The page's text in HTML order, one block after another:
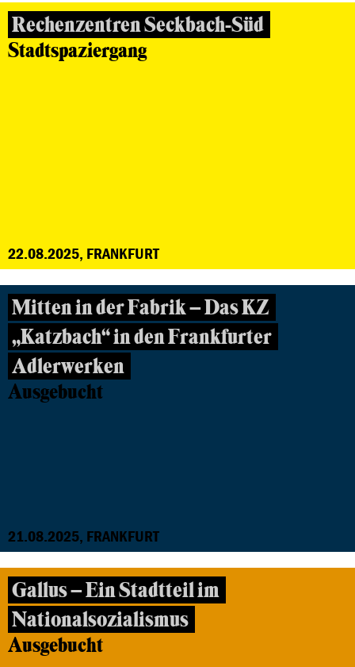
Rechenzentren Seckbach-Süd
Stadtspaziergang
22.08.2025, FRANKFURT
Mitten in der Fabrik – Das KZ
„Katzbach“ in den Frankfurter
Adlerwerken
Ausgebucht
21.08.2025, FRANKFURT
Gallus – Ein Stadtteil im
Nationalsozialismus
Ausgebucht